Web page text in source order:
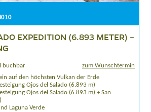
EXPEDITION (6.893 METER) –
buchbar
zum Wunschtermin
auf den höchsten Vulkan der Erde
Ojos del Salado (6.893 m)
Ojos del Salado (6.893 m) + San
Laguna Verde